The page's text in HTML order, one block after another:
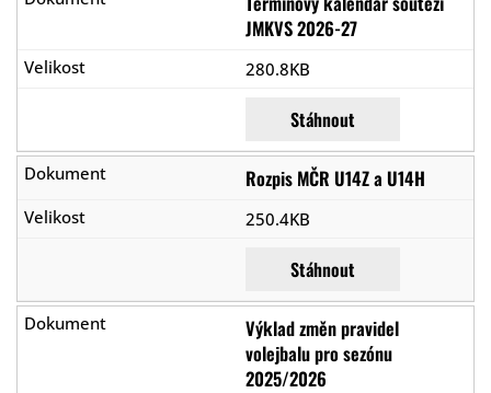
JMKVS 2026-27
280.8KB
Stáhnout
Rozpis MČR U14Z a U14H
250.4KB
Stáhnout
Výklad změn pravidel
volejbalu pro sezónu
2025/2026